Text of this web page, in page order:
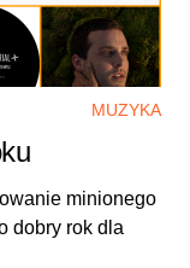
MUZYKA
minionego
dobry rok dla